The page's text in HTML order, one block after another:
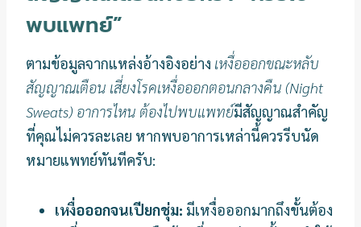
พบแพทย์”
ตามข้อมูลจากแหล่งอ้างอิงอย่าง เหงื่อออกขณะหลับ
สัญญาณเตือน เสี่ยงโรคเหงื่อออกตอนกลางคืน (Night
Sweats) อาการไหน ต้องไปพบแพทย์มีสัญญาณสำคัญ
ที่คุณไม่ควรละเลย หากพบอาการเหล่านี้ควรรีบนัด
หมายแพทย์ทันทีครับ:
เหงื่อออกจนเปียกชุ่ม: มีเหงื่อออกมากถึงขั้นต้อง